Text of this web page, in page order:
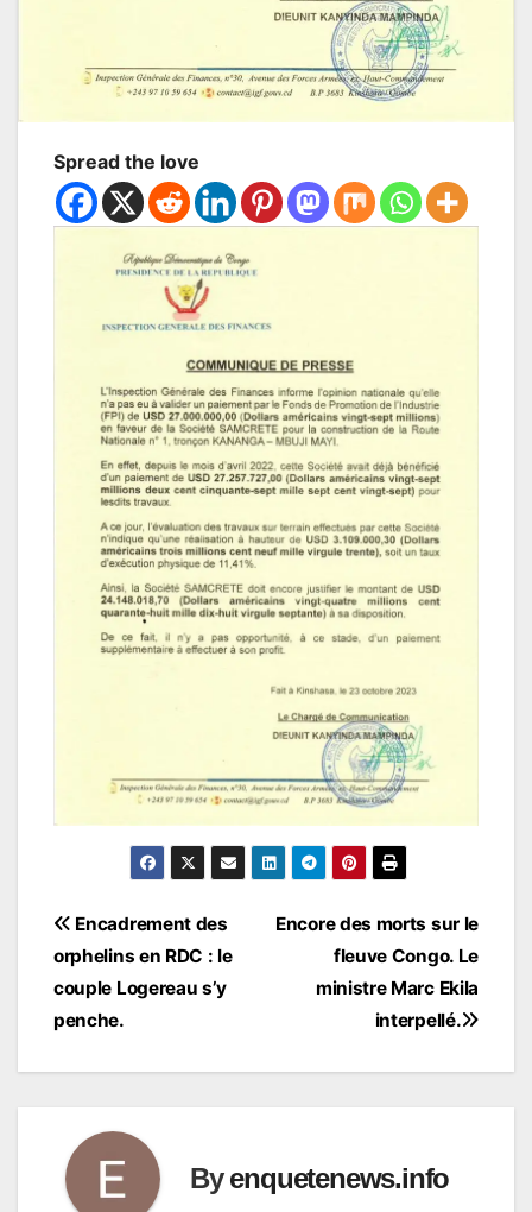
Spread the love
Navigation
de
l’article
Encore des morts sur le
fleuve Congo. Le
ministre Marc Ekila
interpellé.
Encadrement des
orphelins en RDC : le
couple Logereau s’y
penche.
Byenquetenews.info